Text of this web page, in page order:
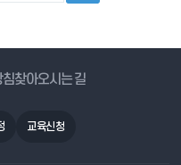
침찾아오시는 길
교육신청